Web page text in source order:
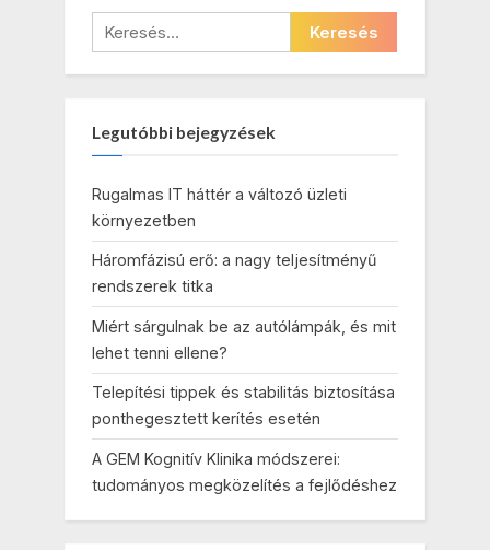
Keresés:
Legutóbbi bejegyzések
Rugalmas IT háttér a változó üzleti
környezetben
Háromfázisú erő: a nagy teljesítményű
rendszerek titka
Miért sárgulnak be az autólámpák, és mit
lehet tenni ellene?
Telepítési tippek és stabilitás biztosítása
ponthegesztett kerítés esetén
A GEM Kognitív Klinika módszerei:
tudományos megközelítés a fejlődéshez